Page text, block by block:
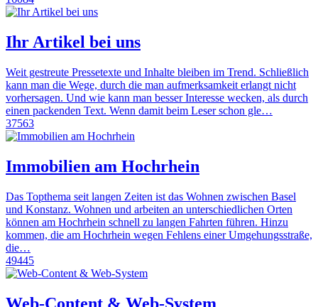
Ihr Artikel bei uns
Weit gestreute Pressetexte und Inhalte bleiben im Trend. Schließlich
kann man die Wege, durch die man aufmerksamkeit erlangt nicht
vorhersagen. Und wie kann man besser Interesse wecken, als durch
einen packenden Text. Wenn damit beim Leser schon gle…
37563
Immobilien am Hochrhein
Das Topthema seit langen Zeiten ist das Wohnen zwischen Basel
und Konstanz. Wohnen und arbeiten an unterschiedlichen Orten
können am Hochrhein schnell zu langen Fahrten führen. Hinzu
kommen, die am Hochrhein wegen Fehlens einer Umgehungsstraße,
die…
49445
Web-Content & Web-System